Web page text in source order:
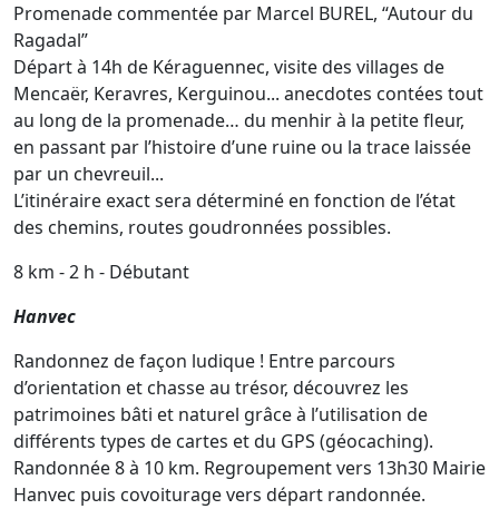
Promenade commentée par Marcel BUREL, “Autour du
Ragadal”
Départ à 14h de Kéraguennec, visite des villages de
Mencaër, Keravres, Kerguinou... anecdotes contées tout
au long de la promenade… du menhir à la petite fleur,
en passant par l’histoire d’une ruine ou la trace laissée
par un chevreuil...
L’itinéraire exact sera déterminé en fonction de l’état
des chemins, routes goudronnées possibles.
8 km - 2 h - Débutant
Hanvec
Randonnez de façon ludique ! Entre parcours
d’orientation et chasse au trésor, découvrez les
patrimoines bâti et naturel grâce à l’utilisation de
différents types de cartes et du GPS (géocaching).
Randonnée 8 à 10 km. Regroupement vers 13h30 Mairie
Hanvec puis covoiturage vers départ randonnée.